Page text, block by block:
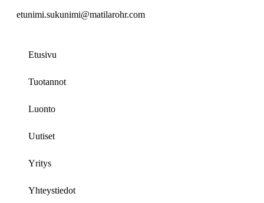
etunimi.sukunimi@matilarohr.com
Etusivu
Tuotannot
Luonto
Uutiset
Yritys
Yhteystiedot